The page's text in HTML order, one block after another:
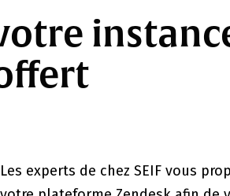
Les experts de chez SEIF vous